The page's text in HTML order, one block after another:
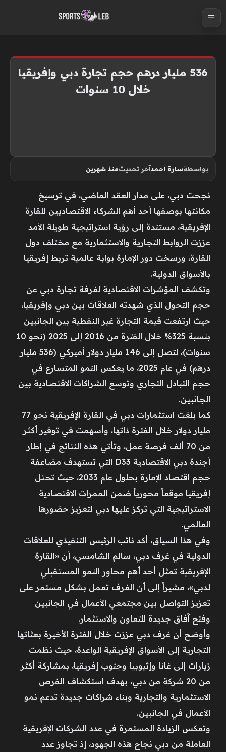
536 مليار درهم حجم تجارة دبي وإفريقيا
خلال 10 سنوات
بواسطةسارة أحمدآخر تحديثمنذ شهرين
نجحت دبي، على مدار العقد الماضي، في ترسيخ
مكانتها بوصفها أحد أهم الشركاء الاقتصاديين للقارة
الإفريقية، مستندة إلى رؤية استراتيجية طويلة الأمد
عززت الروابط التجارية والاستثمارية مع مختلف دول
القارة، ورسخت دور الإمارة بوابة عالمية تربط إفريقيا
بالأسواق الدولية.
وتكشف المؤشرات الاقتصادية لغرفة تجارة دبي عن
حجم التحول الذي شهدته العلاقات بين دبي وإفريقيا،
حيث ارتفعت قيمة التجارة غير النفطية بين الجانبين
بنسبة 325% خلال الفترة من 2016 إلى 2025 (نحو 10
سنوات)، لتصل إلى 146 مليار دولار أميركي (536 مليار
درهم) في عام 2025، ما يعكس النمو المتسارع في
حجم التبادل التجاري وتوسع الشراكات الاقتصادية بين
الجانبين.
كما بلغت استثمارات دبي في القارة الإفريقية نحو 77
مليار دولار خلال الفترة ذاتها، وأسهمت في توفير أكثر
من 70 ألف فرصة عمل، وتأتي هذه النتائج في إطار
أجندة دبي الاقتصادية D33 التي تستهدف مضاعفة
حجم اقتصاد الإمارة بحلول عام 2033، حيث تحتل
إفريقيا موقعاً محورياً ضمن الممرات الاقتصادية
الاستراتيجية التي تركز عليها دبي لتعزيز حضورها
العالمي.
وفي هذا السياق، أكد نائب الرئيس التنفيذي للعلاقات
الدولية في غرف دبي، سالم الشامسي، أن «القارة
الإفريقية تمثل أحد أهم محاور النمو المستقبلي
لدبي»، مشيراً إلى أن الغرف تعمل بشكل مستمر على
تعزيز التواصل بين مجتمعي الأعمال في الجانبين
وفتح آفاق جديدة للتعاون والاستثمار.
وأوضح أن غرف دبي عززت خلال الفترة الأخيرة بعثاتها
التجارية إلى الأسواق الإفريقية الواعدة، حيث نظمت
زيارات إلى غانا وإثيوبيا وجنوب إفريقيا، بمشاركة أكثر
من 20 شركة من دبي، بهدف استكشاف الفرص
الاستثمارية والتجارية وبناء شراكات جديدة تدعم نمو
الأعمال في الجانبين.
وتعكس الزيادة المستمرة في عدد الشركات الإفريقية
العاملة من دبي نجاح هذه الجهود، إذ تجاوز عدد